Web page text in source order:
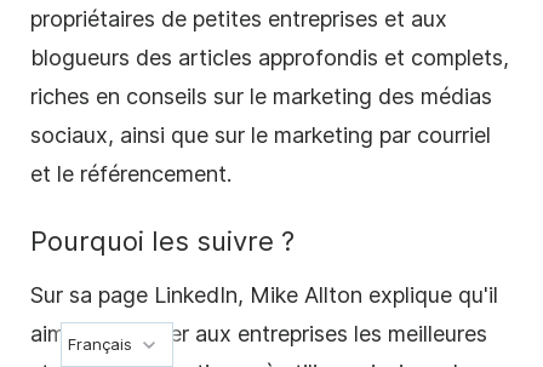
propriétaires de petites entreprises et aux
blogueurs des articles approfondis et complets,
riches en conseils sur le marketing des médias
sociaux, ainsi que sur le marketing par courriel
et le référencement.
Pourquoi les suivre ?
Sur sa page LinkedIn, Mike Allton explique qu'il
aime "enseigner aux entreprises les meilleures
Français